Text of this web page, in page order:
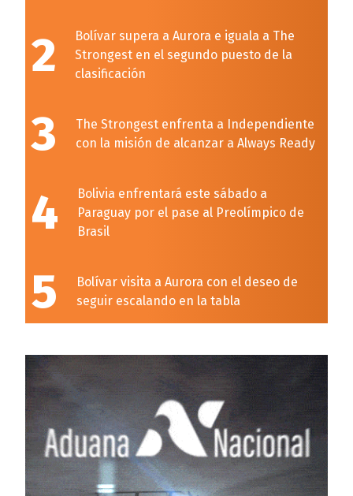
2
Bolívar supera a Aurora e iguala a The
Strongest en el segundo puesto de la
clasificación
3
The Strongest enfrenta a Independiente
con la misión de alcanzar a Always Ready
4
Bolivia enfrentará este sábado a
Paraguay por el pase al Preolímpico de
Brasil
5
Bolívar visita a Aurora con el deseo de
seguir escalando en la tabla